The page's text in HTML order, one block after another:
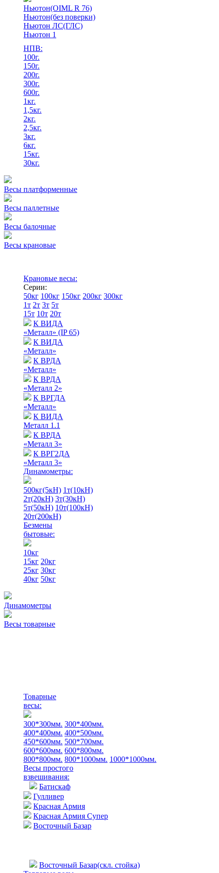
Ньютон(OIML R 76)
Ньютон(без поверки)
Ньютон ЛС(ГЛС)
Ньютон 1
НПВ:
100г.
150г.
200г.
300г.
600г.
1кг.
1,5кг.
2кг.
2,5кг.
3кг.
6кг.
15кг.
30кг.
Весы платформенные
Весы паллетные
Весы балочные
Весы крановые
Крановые весы:
Серии:
50кг 100кг 150кг 200кг 300кг
1т 2т 3т 5т
15т 10т 20т
К ВИДА
«Металл» (IP 65)
К ВИДА
«Металл»
К ВРДА
«Металл»
К ВРДА
«Металл 2»
К ВРГДА
«Металл»
К ВИДА
Металл 1.1
К ВРДА
«Металл 3»
К ВРГ2ДА
«Металл 3»
Динамометры:
500кг(5кН) 1т(10кН)
2т(20кН) 3т(30кН)
5т(50кН) 10т(100кН)
20т(200кН)
Безмены
бытовые:
10кг
15кг 20кг
25кг 30кг
40кг 50кг
Динамометры
Весы товарные
Товарные
весы:
300*300мм. 300*400мм.
400*400мм. 400*500мм.
450*600мм. 500*700мм.
600*600мм. 600*800мм.
800*800мм. 800*1000мм. 1000*1000мм.
Весы простого
взвешивания:
Батискаф
Гулливер
Красная Армия
Красная Армия Супер
Восточный Базар
Восточный Базар(скл. стойка)